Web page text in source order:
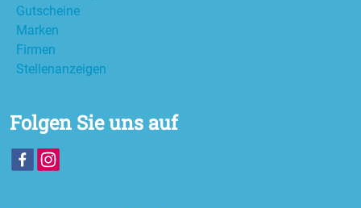
Gutscheine
Marken
Firmen
Stellenanzeigen
Folgen Sie uns auf